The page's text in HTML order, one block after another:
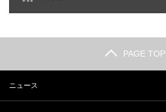
PAGE TOP
ニュース